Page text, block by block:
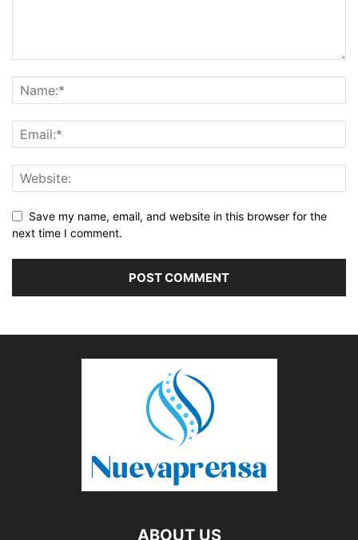
Save my name, email, and website in this browser for the
next time I comment.
ABOUT US